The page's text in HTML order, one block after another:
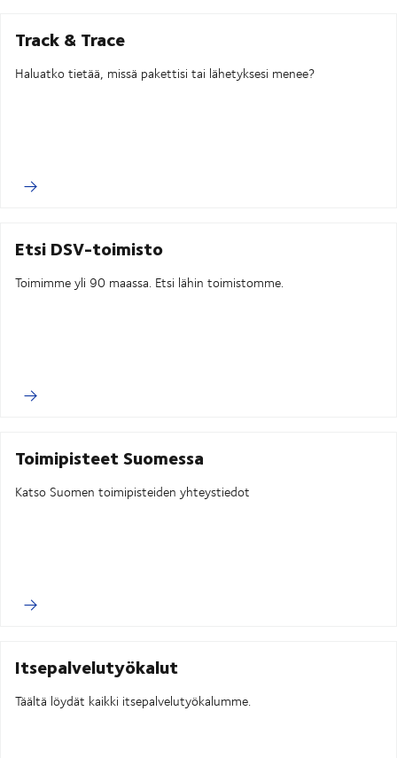
Track & Trace
Haluatko tietää, missä pakettisi tai lähetyksesi menee?
Etsi DSV-toimisto
Toimimme yli 90 maassa. Etsi lähin toimistomme.
Toimipisteet Suomessa
Katso Suomen toimipisteiden yhteystiedot
Itsepalvelutyökalut
Täältä löydät kaikki itsepalvelutyökalumme.